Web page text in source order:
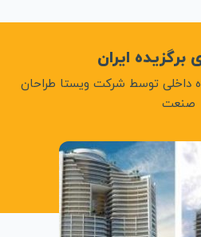
برگزیده ایران
داخلی توسط شرکت ویستا طراحان
صنعت